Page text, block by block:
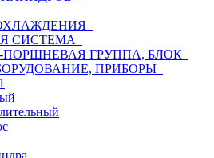
СИСТЕМА
ГРУППА, БЛОК
ПРИБОРЫ